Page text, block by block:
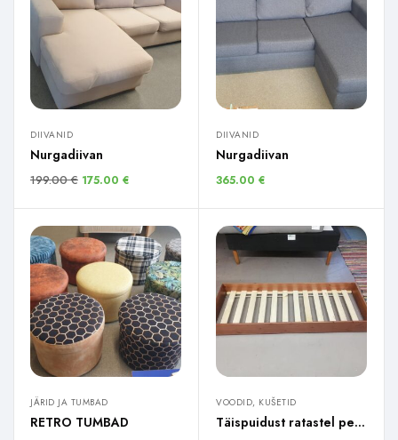
DIIVANID
Nurgadiivan
199.00€ 175.00 €
DIIVANID
Nurgadiivan
365.00 €
JÄRID JA TUMBAD
RETRO TUMBAD
VOODID, KUŠETID
Täispuidust ratastel pesukast